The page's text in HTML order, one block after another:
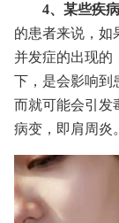
4、某些疾
的患者来说，如
并发症的出现的
下，是会影响到
而就可能会引发
病变，即肩周炎。